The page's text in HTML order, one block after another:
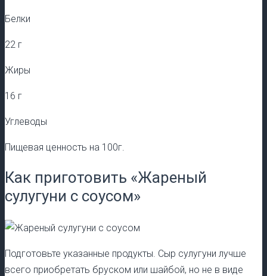
Белки
22 г
Жиры
16 г
Углеводы
Пищевая ценность на 100г.
Как приготовить «Жареный
сулугуни с соусом»
Подготовьте указанные продукты. Сыр сулугуни лучше
всего приобретать бруском или шайбой, но не в виде